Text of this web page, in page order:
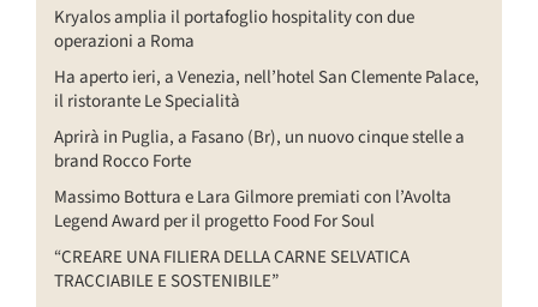
Kryalos amplia il portafoglio hospitality con due
operazioni a Roma
Ha aperto ieri, a Venezia, nell’hotel San Clemente Palace,
il ristorante Le Specialità
Aprirà in Puglia, a Fasano (Br), un nuovo cinque stelle a
brand Rocco Forte
Massimo Bottura e Lara Gilmore premiati con l’Avolta
Legend Award per il progetto Food For Soul
“CREARE UNA FILIERA DELLA CARNE SELVATICA
TRACCIABILE E SOSTENIBILE”